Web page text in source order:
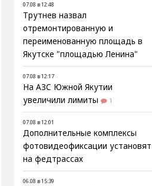
07.08 в 12:48
Трутнев назвал
отремонтированную и
переименованную площадь в
Якутске "площадью Ленина"
07.08 в 12:17
На АЗС Южной Якутии
увеличили лимиты
1
07.08 в 12:01
Дополнительные комплексы
фотовидеофиксации установят
на федтрассах
06.08 в 15:39